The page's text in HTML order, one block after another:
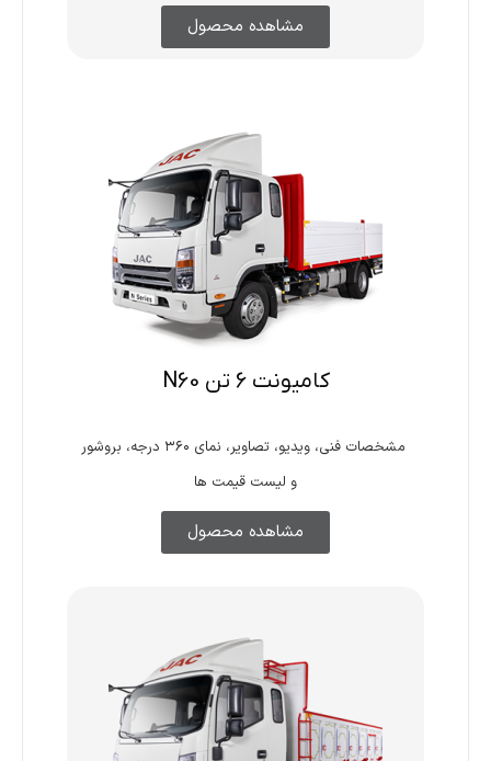
مشاهده محصول
کامیونت 6 تن N60
مشخصات فنی، ویدیو، تصاویر، نمای ۳۶۰ درجه، بروشور
و لیست قیمت ها
مشاهده محصول